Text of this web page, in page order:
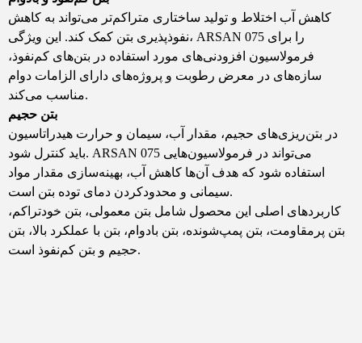
کاهش آب اختلاط و تولید ساختاری متراکم‌تر می‌تواند به کاهش
نفوذپذیری بتن کمک کند. این ویژگی، ARSAN 075 را برای
فرمولاسیون افزودنی‌های مورد استفاده در بتن‌های کم‌نفوذ،
سازه‌های در معرض رطوبت و پروژه‌های دارای الزامات دوام
مناسب می‌کند.
بتن حجیم
در بتن‌ریزی‌های حجیم، مقدار آب، سیمان و حرارت هیدراتاسیون
باید کنترل شود. ARSAN 075 می‌تواند در فرمولاسیون‌هایی
استفاده شود که هدف آن‌ها کاهش آب، بهینه‌سازی مقدار مواد
سیمانی و محدودکردن دمای توده بتن است.
کاربردهای اصلی این محصول شامل بتن معمولی، بتن خودتراکم،
بتن پرمقاومت، بتن پمپ‌شونده، بتن بادوام، بتن با عملکرد بالا، بتن
حجیم و بتن کم‌نفوذ است.